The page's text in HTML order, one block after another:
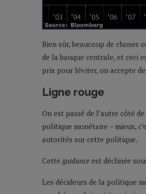
Bien sûr, beaucoup de choses
de la banque centrale, et ceci
prix pour léviter, on accepte
Ligne rouge
On est passé de l’autre côté
politique monétaire – mieux,
autorités sur cette politique.
Cette guidance est déclinée
Les décideurs de la politique